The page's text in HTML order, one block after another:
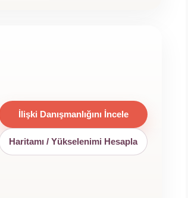
İlişki Danışmanlığını İncele
Haritamı / Yükselenimi Hesapla